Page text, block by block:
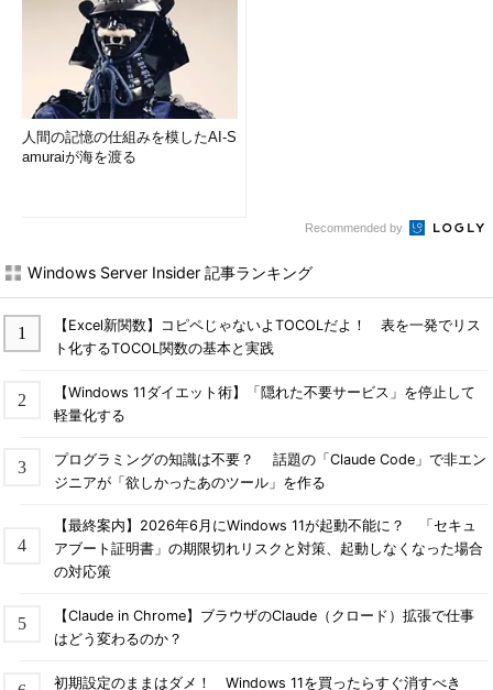
人間の記憶の仕組みを模したAI-S
amuraiが海を渡る
Recommended by
Windows Server Insider 記事ランキング
【Excel新関数】コピペじゃないよTOCOLだよ！ 表を一発でリス
ト化するTOCOL関数の基本と実践
【Windows 11ダイエット術】「隠れた不要サービス」を停止して
軽量化する
プログラミングの知識は不要？ 話題の「Claude Code」で非エン
ジニアが「欲しかったあのツール」を作る
【最終案内】2026年6月にWindows 11が起動不能に？ 「セキュ
アブート証明書」の期限切れリスクと対策、起動しなくなった場合
の対応策
【Claude in Chrome】ブラウザのClaude（クロード）拡張で仕事
はどう変わるのか？
初期設定のままはダメ！ Windows 11を買ったらすぐ消すべき